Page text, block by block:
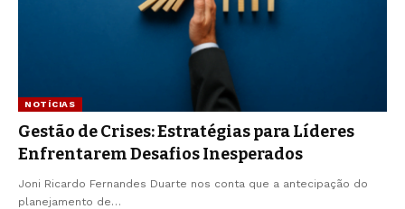
NOTÍCIAS
Gestão de Crises: Estratégias para Líderes
Enfrentarem Desafios Inesperados
Joni Ricardo Fernandes Duarte nos conta que a antecipação do
planejamento de…